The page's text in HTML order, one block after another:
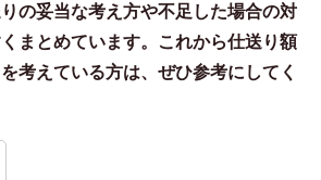
の妥当な考え方や不足した場合の対
まとめています。これから仕送り額
考えている方は、ぜひ参考にしてく